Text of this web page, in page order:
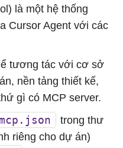
là một hệ thống
Cursor Agent với các
tương tác với cơ sở
nền tảng thiết kế,
gì có MCP server.
trong thư
riêng cho dự án)